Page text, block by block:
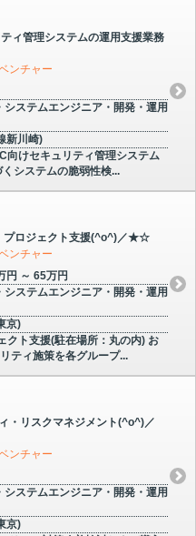
ィ管理システムの運用支援業務
ンチャー
ステムエンジニア・開発・運用
新川崎)
向けセキュリティ管理システム
システムの脆弱性検...
プロジェクト支援(^o^)／★☆
ンチャー
円 ～ 65万円
ステムエンジニア・開発・運用
京)
クト支援(駐在場所：丸の内) お
ティ施策を各グループ...
リスクマネジメント(^o^)／
ンチャー
ステムエンジニア・開発・運用
京)